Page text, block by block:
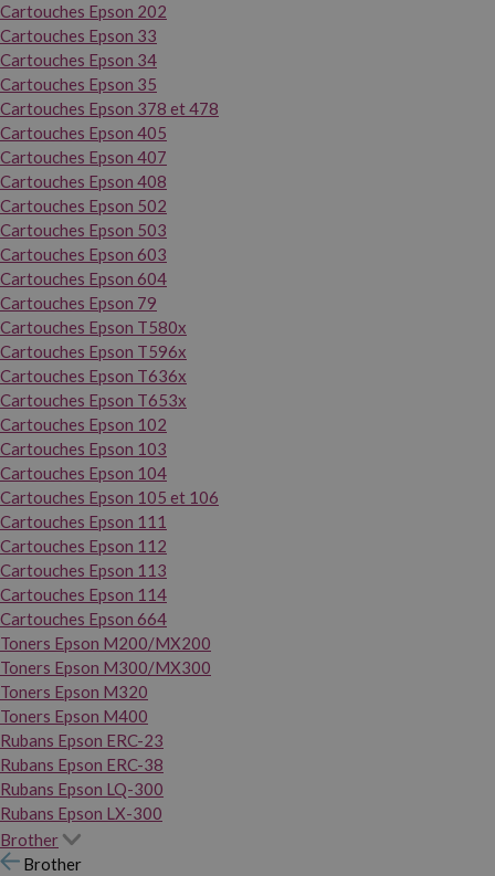
Cartouches Epson 202
Cartouches Epson 33
Cartouches Epson 34
Cartouches Epson 35
Cartouches Epson 378 et 478
Cartouches Epson 405
Cartouches Epson 407
Cartouches Epson 408
Cartouches Epson 502
Cartouches Epson 503
Cartouches Epson 603
Cartouches Epson 604
Cartouches Epson 79
Cartouches Epson T580x
Cartouches Epson T596x
Cartouches Epson T636x
Cartouches Epson T653x
Cartouches Epson 102
Cartouches Epson 103
Cartouches Epson 104
Cartouches Epson 105 et 106
Cartouches Epson 111
Cartouches Epson 112
Cartouches Epson 113
Cartouches Epson 114
Cartouches Epson 664
Toners Epson M200/MX200
Toners Epson M300/MX300
Toners Epson M320
Toners Epson M400
Rubans Epson ERC-23
Rubans Epson ERC-38
Rubans Epson LQ-300
Rubans Epson LX-300
Brother
Brother